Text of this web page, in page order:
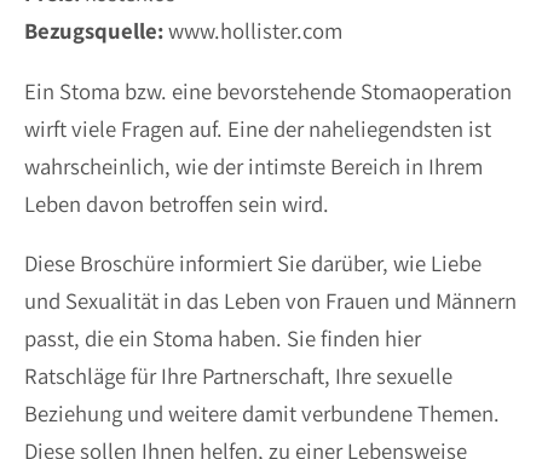
Bezugsquelle:www.hollister.com
Ein Stoma bzw. eine bevorstehende Stomaoperation
wirft viele Fragen auf. Eine der naheliegendsten ist
wahrscheinlich, wie der intimste Bereich in Ihrem
Leben davon betroffen sein wird.
Diese Broschüre informiert Sie darüber, wie Liebe
und Sexualität in das Leben von Frauen und Männern
passt, die ein Stoma haben. Sie finden hier
Ratschläge für Ihre Partnerschaft, Ihre sexuelle
Beziehung und weitere damit verbundene Themen.
Diese sollen Ihnen helfen, zu einer Lebensweise